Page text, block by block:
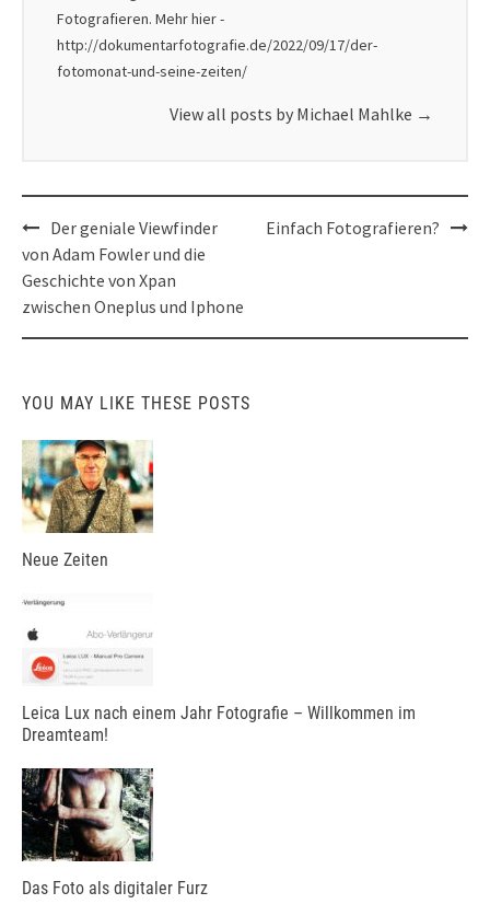
Fotografieren. Mehr hier -
http://dokumentarfotografie.de/2022/09/17/der-
fotomonat-und-seine-zeiten/
View all posts by Michael Mahlke →
Post
navigation
Der geniale Viewfinder
von Adam Fowler und die
Geschichte von Xpan
zwischen Oneplus und Iphone
Einfach Fotografieren?
YOU MAY LIKE THESE POSTS
Neue Zeiten
Leica Lux nach einem Jahr Fotografie – Willkommen im
Dreamteam!
Das Foto als digitaler Furz